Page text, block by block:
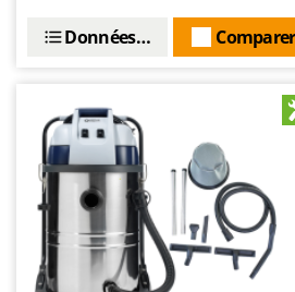
Comparer
Données techniques